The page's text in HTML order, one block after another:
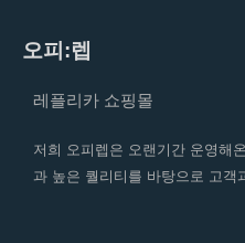
오피:렙
레플리카 쇼핑몰
저희 오피렙은 오랜기간 운영해
과 높은 퀄리티를 바탕으로 고객